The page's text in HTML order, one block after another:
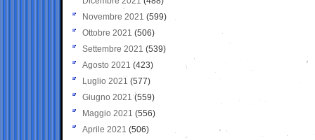
Novembre 2021 (599)
Ottobre 2021 (506)
Settembre 2021 (539)
Agosto 2021 (423)
Luglio 2021 (577)
Giugno 2021(559)
Maggio 2021 (556)
Aprile 2021 (506)